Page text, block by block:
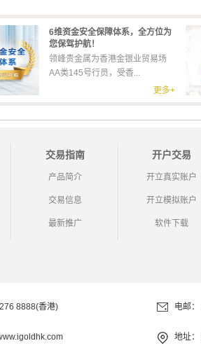
6维资金安全保障体系，全方位为
您保驾护航！
领峰贵金属为香港金银业贸易场
AA类145号行员，受香...
更多+
交易指南
产品简介
交易信息
最新推广
开户交易
开立真实账户
开立模拟账户
软件下载
8888(香港) 电邮：
地址：